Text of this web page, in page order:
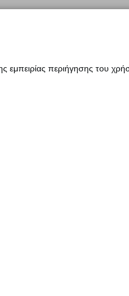
εμπειρίας περιήγησης του